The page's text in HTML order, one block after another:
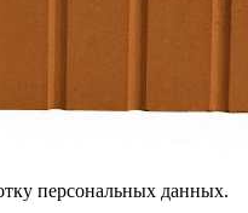
персональных данных.